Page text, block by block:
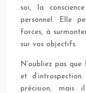
soi, la
personnel. Elle
forces, à
sur vos objectifs.
N’oubliez pas
et
précision, mais